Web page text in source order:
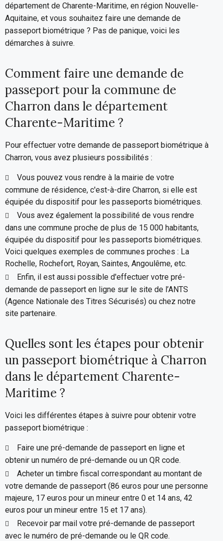
département de Charente-Maritime, en région Nouvelle-
Aquitaine, et vous souhaitez faire une demande de
passeport biométrique ? Pas de panique, voici les
démarches à suivre.
Comment faire une demande de
passeport pour la commune de
Charron dans le département
Charente-Maritime ?
Pour effectuer votre demande de passeport biométrique à
Charron, vous avez plusieurs possibilités :
Vous pouvez vous rendre à la mairie de votre
commune de résidence, c'est-à-dire Charron, si elle est
équipée du dispositif pour les passeports biométriques.
Vous avez également la possibilité de vous rendre
dans une commune proche de plus de 15 000 habitants,
équipée du dispositif pour les passeports biométriques.
Voici quelques exemples de communes proches : La
Rochelle, Rochefort, Royan, Saintes, Angoulême, etc.
Enfin, il est aussi possible d'effectuer votre pré-
demande de passeport en ligne sur le site de l’ANTS
(Agence Nationale des Titres Sécurisés) ou chez notre
site partenaire.
Quelles sont les étapes pour obtenir
un passeport biométrique à Charron
dans le département Charente-
Maritime ?
Voici les différentes étapes à suivre pour obtenir votre
passeport biométrique :
Faire une pré-demande de passeport en ligne et
obtenir un numéro de pré-demande ou un QR code.
Acheter un timbre fiscal correspondant au montant de
votre demande de passeport (86 euros pour une personne
majeure, 17 euros pour un mineur entre 0 et 14 ans, 42
euros pour un mineur entre 15 et 17 ans).
Recevoir par mail votre pré-demande de passeport
avec le numéro de pré-demande ou le QR code.